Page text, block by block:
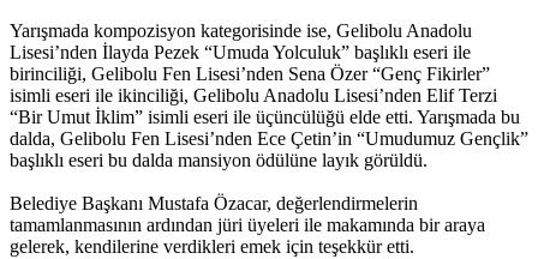
Yarışmada kompozisyon kategorisinde ise, Gelibolu Anadolu
Lisesi’nden İlayda Pezek “Umuda Yolculuk” başlıklı eseri ile
birinciliği, Gelibolu Fen Lisesi’nden Sena Özer “Genç Fikirler”
isimli eseri ile ikinciliği, Gelibolu Anadolu Lisesi’nden Elif Terzi
“Bir Umut İklim” isimli eseri ile üçüncülüğü elde etti. Yarışmada bu
dalda, Gelibolu Fen Lisesi’nden Ece Çetin’in “Umudumuz Gençlik”
başlıklı eseri bu dalda mansiyon ödülüne layık görüldü.
Belediye Başkanı Mustafa Özacar, değerlendirmelerin
tamamlanmasının ardından jüri üyeleri ile makamında bir araya
gelerek, kendilerine verdikleri emek için teşekkür etti.